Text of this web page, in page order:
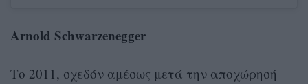
Arnold Schwarzenegger
Το 2011, σχεδόν αμέσως μετά την αποχώρησή